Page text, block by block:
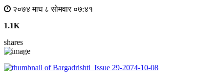
२०७४ माघ ८ सोमवार ०७:४१
1.1K
shares